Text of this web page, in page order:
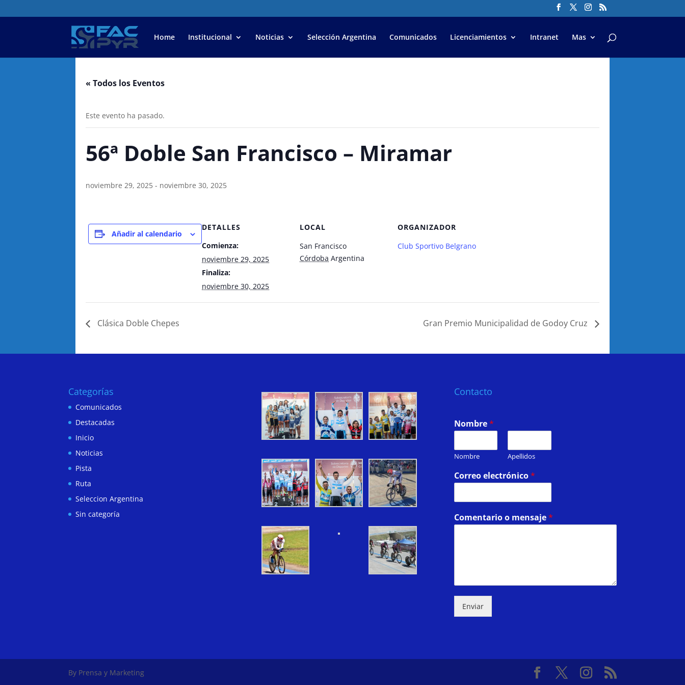
Home Institucional Noticias Selección Argentina Comunicados Licenciamientos Intranet Mas
« Todos los Eventos
Este evento ha pasado.
56ª Doble San Francisco – Miramar
noviembre 29, 2025 - noviembre 30, 2025
Añadir al calendario
DETALLES
Comienza:
noviembre 29, 2025
Finaliza:
noviembre 30, 2025
LOCAL
San Francisco
Córdoba Argentina
ORGANIZADOR
Club Sportivo Belgrano
Clásica Doble Chepes Gran Premio Municipalidad de Godoy Cruz
Categorías
Comunicados
Destacadas
Inicio
Noticias
Pista
Ruta
Seleccion Argentina
Sin categoría
Contacto
Nombre*
Nombre Apellidos
Correo electrónico*
Comentario o mensaje*
Enviar
By Prensa y Marketing